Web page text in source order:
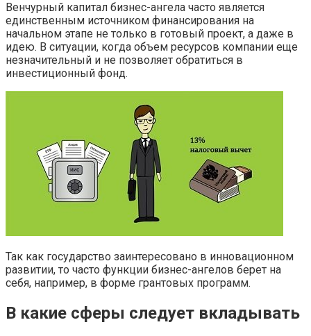
Венчурный капитал бизнес-ангела часто является
единственным источником финансирования на
начальном этапе не только в готовый проект, а даже в
идею. В ситуации, когда объем ресурсов компании еще
незначительный и не позволяет обратиться в
инвестиционный фонд.
Так как государство заинтересовано в инновационном
развитии, то часто функции бизнес-ангелов берет на
себя, например, в форме грантовых программ.
В какие сферы следует вкладывать